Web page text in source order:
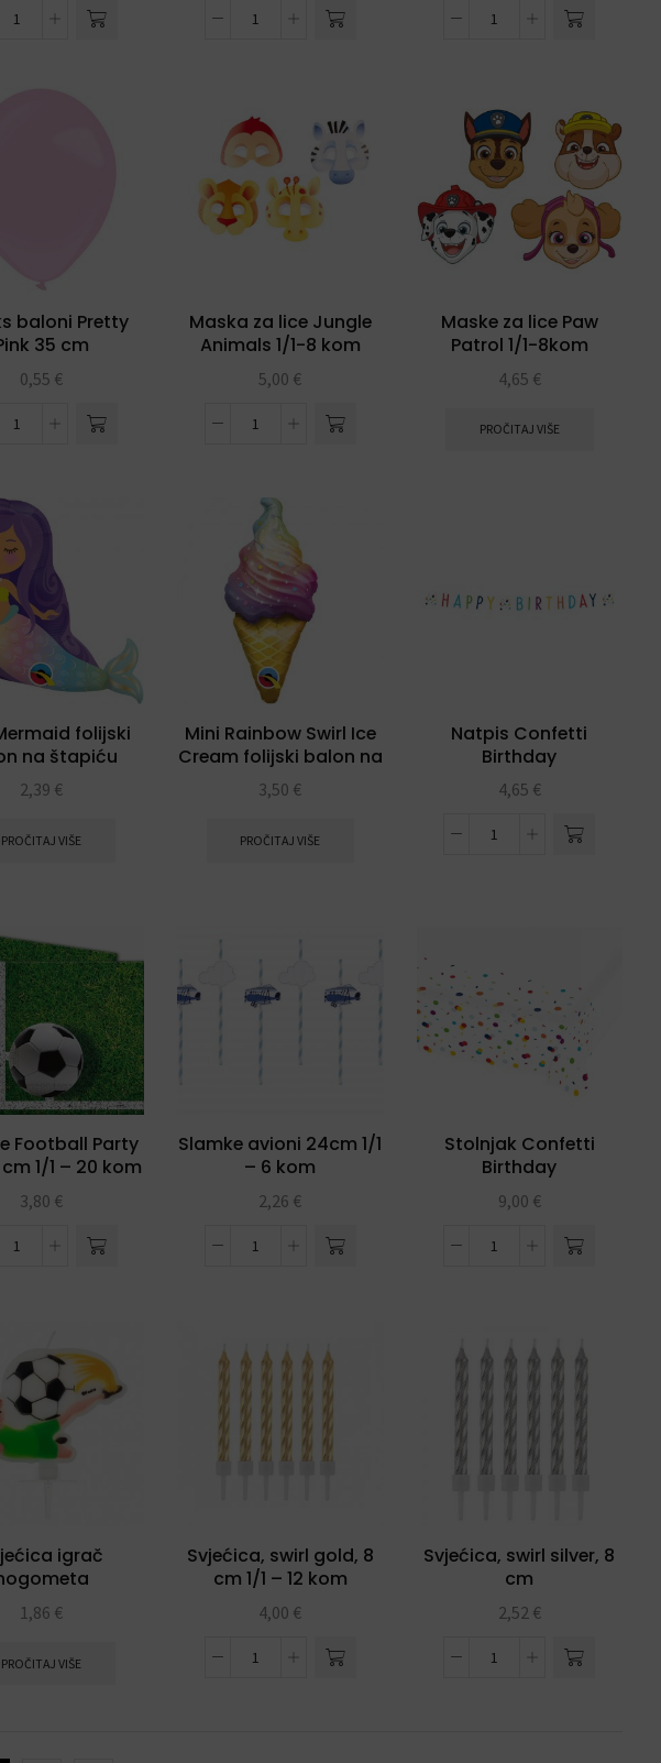
baloni Pretty
35 cm
0,55 €
Maska za lice Jungle
Animals 1/1-8 kom
5,00 €
Maske za lice Paw
Patrol 1/1-8kom
4,65 €
PROČITAJ VIŠE
folijski
na štapiću
2,39 €
PROČITAJ VIŠE
Mini Rainbow Swirl Ice
Cream folijski balon na
štapiću
3,50 €
PROČITAJ VIŠE
Natpis Confetti
Birthday
4,65 €
Football Party
1/1 – 20 kom
3,80 €
Slamke avioni 24cm 1/1
– 6 kom
2,26 €
Stolnjak Confetti
Birthday
9,00 €
igrač
1,86 €
PROČITAJ VIŠE
Svjećica, swirl gold, 8
cm 1/1 – 12 kom
4,00 €
Svjećica, swirl silver, 8
cm
2,52 €